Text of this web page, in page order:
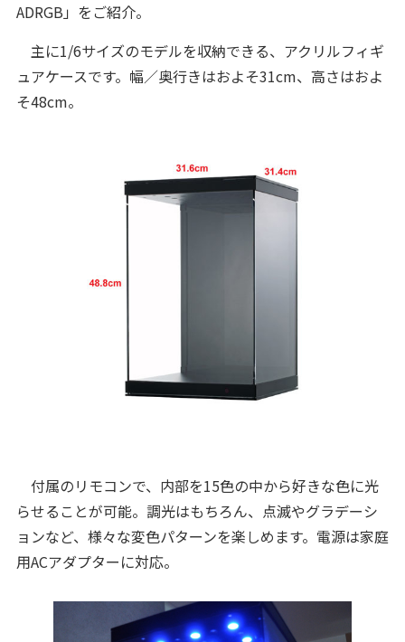
ADRGB」をご紹介。
主に1/6サイズのモデルを収納できる、アクリルフィギ
ュアケースです。幅／奥行きはおよそ31cm、高さはおよ
そ48cm。
付属のリモコンで、内部を15色の中から好きな色に光
らせることが可能。調光はもちろん、点滅やグラデーシ
ョンなど、様々な変色パターンを楽しめます。電源は家庭
用ACアダプターに対応。